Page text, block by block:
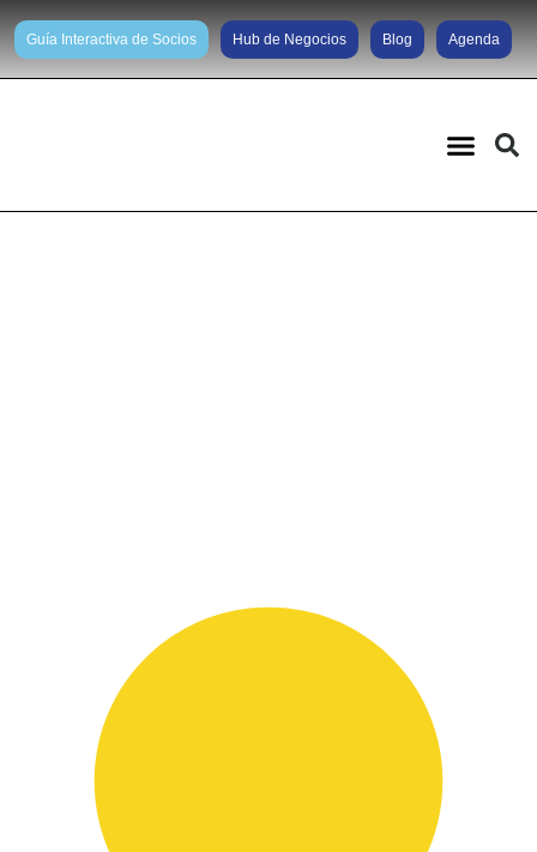
Guía Interactiva de Socios Hub de Negocios Blog Agenda